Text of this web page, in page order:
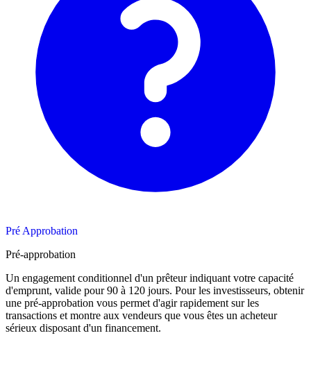
Pré Approbation
Pré-approbation
Un engagement conditionnel d'un prêteur indiquant votre capacité
d'emprunt, valide pour 90 à 120 jours. Pour les investisseurs, obtenir
une pré-approbation vous permet d'agir rapidement sur les
transactions et montre aux vendeurs que vous êtes un acheteur
sérieux disposant d'un financement.